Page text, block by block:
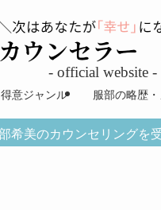
得意ジャンル 服部の略歴
希美のカウンセリングを